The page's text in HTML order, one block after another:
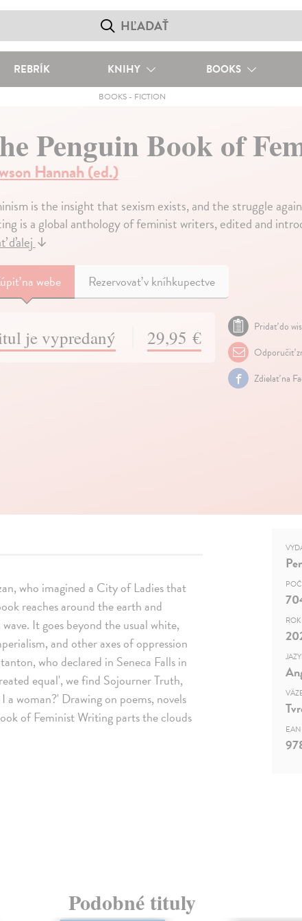
REBRÍK KNIHY BOOKS
BOOKS- FICTION
Penguin Book of
Hannah (ed.)
is the insight that sexism exists, and the struggle
is a global anthology of feminist writers, edited and
ďalej↓
na webe Rezervovať v kníhkupectve
je vypredaný 29,95 €
Pridať do
Odporučiť
Zdielať na
who imagined a City of Ladies that
reaches around the earth and
It goes beyond the usual white,
and other axes of oppression
who declared in Seneca Falls in
equal', we find Sojourner Truth,
a woman?' Drawing on poems, novels
of Feminist Writing parts the clouds
EAN
Podobné tituly